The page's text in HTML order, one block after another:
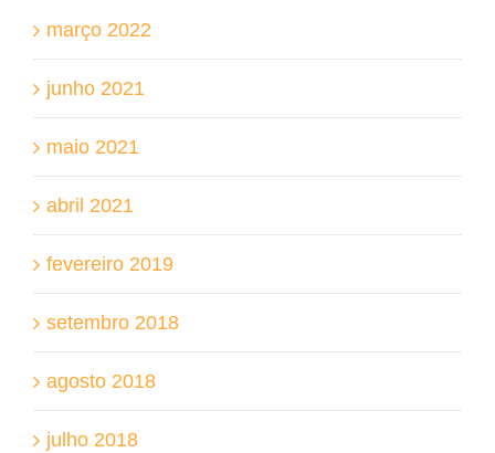
março 2022
junho 2021
maio 2021
abril 2021
fevereiro 2019
setembro 2018
agosto 2018
julho 2018